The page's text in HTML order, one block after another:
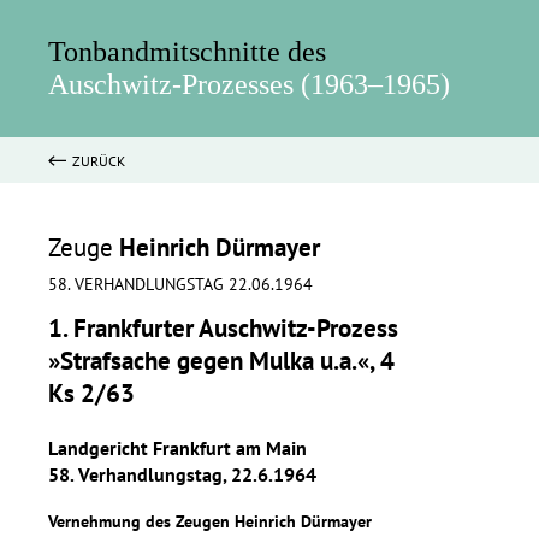
Tonbandmitschnitte des
Auschwitz-Prozesses (1963–1965)
ZURÜCK
Zeuge Heinrich Dürmayer
58. VERHANDLUNGSTAG 22.06.1964
1. Frankfurter Auschwitz-Prozess
»Strafsache gegen Mulka u.a.«, 4
Ks 2/63
Landgericht Frankfurt am Main
58. Verhandlungstag, 22.6.1964
Vernehmung des Zeugen Heinrich Dürmayer